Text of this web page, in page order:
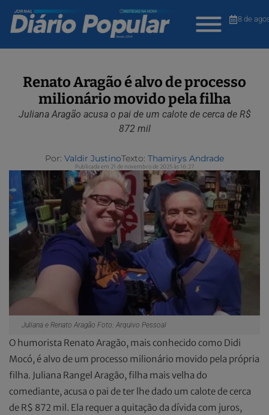
8 de
Renato Aragão é alvo de processo
milionário movido pela filha
Juliana Aragão acusa o pai de um calote de cerca de R$
872 mil
Por: Valdir JustinoTexto: Thamirys Andrade
Publicada em 21 de novembro de 2025 às 16:27
Juliana e Renato Aragão Foto: Arquivo Pessoal
O humorista Renato Aragão, mais conhecido como Didi
Mocó, é alvo de um processo milionário movido pela própria
filha. Juliana Rangel Aragão, filha mais velha do
comediante, acusa o pai de ter lhe dado um calote de cerca
de R$ 872 mil. Ela requer a quitação da dívida com juros,